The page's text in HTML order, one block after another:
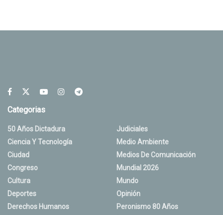
Categorias
50 Años Dictadura
Ciencia Y Tecnología
Ciudad
Congreso
Cultura
Deportes
Derechos Humanos
Judiciales
Medio Ambiente
Medios De Comunicación
Mundial 2026
Mundo
Opinión
Peronismo 80 Años